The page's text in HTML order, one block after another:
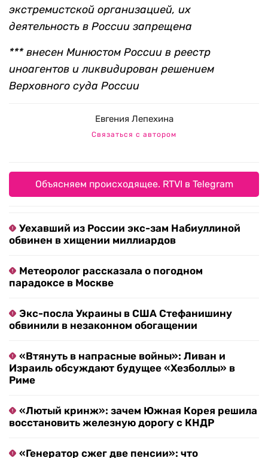
экстремистской организацией, их
деятельность в России запрещена
*** внесен Минюстом России в реестр
иноагентов и ликвидирован решением
Верховного суда России
Евгения Лепехина
Связаться с автором
Объясняем происходящее. RTVI в Telegram
Уехавший из России экс-зам Набиуллиной
обвинен в хищении миллиардов
Метеоролог рассказала о погодном
парадоксе в Москве
Экс-посла Украины в США Стефанишину
обвинили в незаконном обогащении
«Втянуть в напрасные войны»: Ливан и
Израиль обсуждают будущее «Хезболлы» в
Риме
«Лютый кринж»: зачем Южная Корея решила
восстановить железную дорогу с КНДР
«Генератор сжег две пенсии»: что